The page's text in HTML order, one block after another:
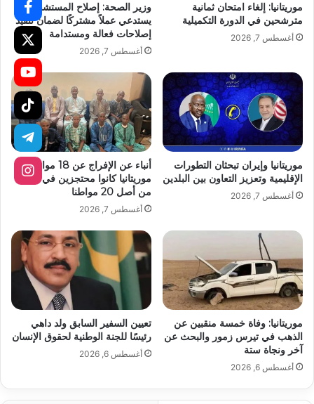
موريتانيا: إلغاء امتحان ثمانية
مترشحين في الدورة التكميلية
أغسطس 7, 2026
وزير الصحة: إصلاح المستشفيات
يستدعي عملاً مشتركًا لضمان تنفيذ
إصلاحات فعالة ومستدامة
أغسطس 7, 2026
موريتانيا وإيران تبحثان التطورات
الإقليمية وتعزيز التعاون بين البلدين
أغسطس 7, 2026
أنباء عن الإفراج عن 18 مواطنا
موريتانيا كانوا محتجزين في مالي
من أصل 20 مواطنا
أغسطس 7, 2026
موريتانيا: وفاة خمسة منقبين عن
الذهب في تيرس زمور والبحث عن
آخر ونجاة ستة
أغسطس 6, 2026
تعيين السفير السابق ولد داهي
رئيسًا للجنة الوطنية لحقوق الإنسان
أغسطس 6, 2026